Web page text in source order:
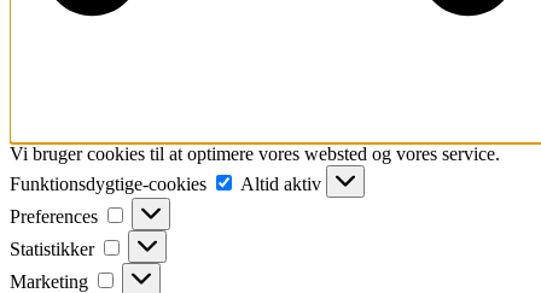
Vi bruger cookies til at optimere vores websted og vores service.
Funktionsdygtige-cookies
Funktionsdygtige-
cookies
Altid aktiv
Preferences
Preferences
Statistikker Statistikker
Marketing Marketing